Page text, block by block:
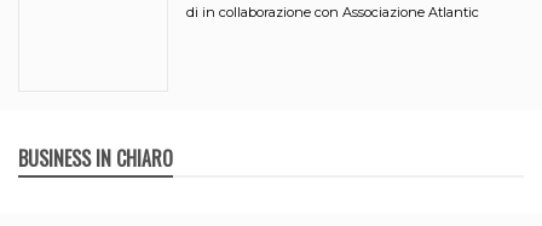
di in collaborazione con Associazione Atlantic
BUSINESS IN CHIARO